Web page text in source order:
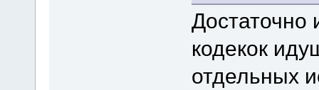
Достаточно
кодекок
отдельных